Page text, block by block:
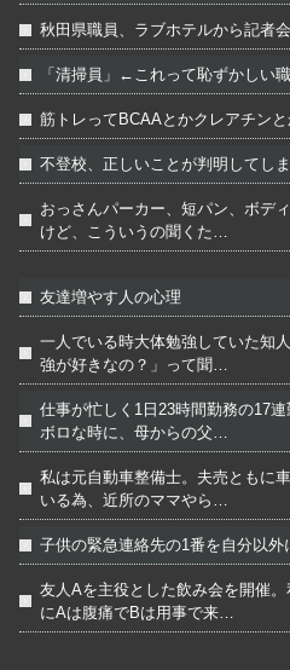
秋田県職員、ラブホテルから記者
「清掃員」←これって恥ずかしい
筋トレってBCAAとかクレアチン
不登校、正しいことが判明してし
おっさんパーカー、短パン、ボデ
けど、こういうの聞くた…
友達増やす人の心理
一人でいる時大体勉強していた知
強が好きなの？」って聞…
仕事が忙しく1日23時間勤務の17
ボロな時に、母からの父…
私は元自動車整備士。夫売ともに
いる為、近所のママやら…
子供の緊急連絡先の1番を自分以外
友人Aを主役とした飲み会を開催
にAは腹痛でBは用事で来…